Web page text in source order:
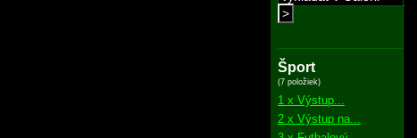
>
Šport
(7 položiek)
1 x Výstup...
2 x Výstup na...